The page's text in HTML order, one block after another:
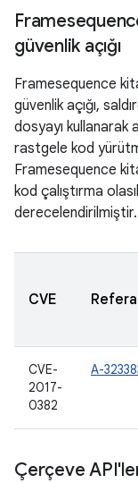
güvenlik açığı
Framesequence
güvenlik açığı,
dosyayı kullanarak
rastgele kod
Framesequence
kod çalıştırma
derecelendirilmiştir.
CVE
CVE-
2017-
0382
A-
Çerçeve